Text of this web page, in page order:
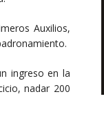
Auxilios,
ingreso en la
nadar 200